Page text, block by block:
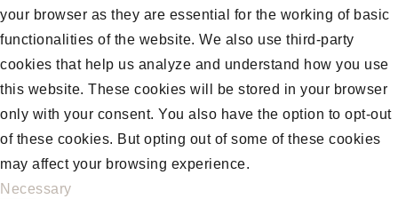
your browser as they are essential for the working of basic
functionalities of the website. We also use third-party
cookies that help us analyze and understand how you use
this website. These cookies will be stored in your browser
only with your consent. You also have the option to opt-out
of these cookies. But opting out of some of these cookies
may affect your browsing experience.
Necessary